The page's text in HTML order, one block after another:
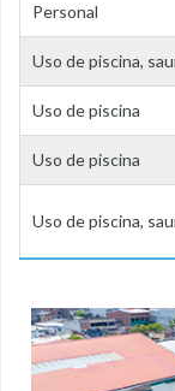
Personal
Uso de piscina,
Uso de piscina
Uso de piscina
Uso de piscina,